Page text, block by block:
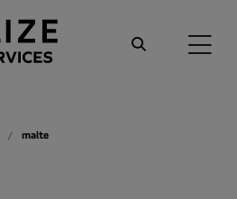
malte